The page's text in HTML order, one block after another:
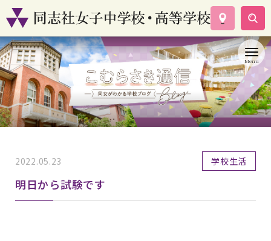
学校案内
コース紹介
学校生活
入試情報
資料請求
2022.05.23 学校生活
明日から試験です